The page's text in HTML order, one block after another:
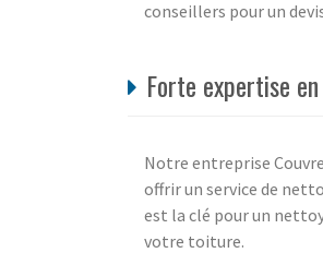
conseillers pour un
Forte expertise
Notre entreprise
offrir un service de
est la clé pour un
votre toiture.